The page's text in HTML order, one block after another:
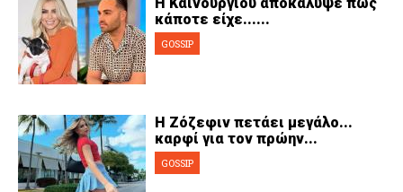
κάποτε είχε......
GOSSIP
Η Ζόζεφιν πετάει μεγάλο...
καρφί για τον πρώην...
GOSSIP